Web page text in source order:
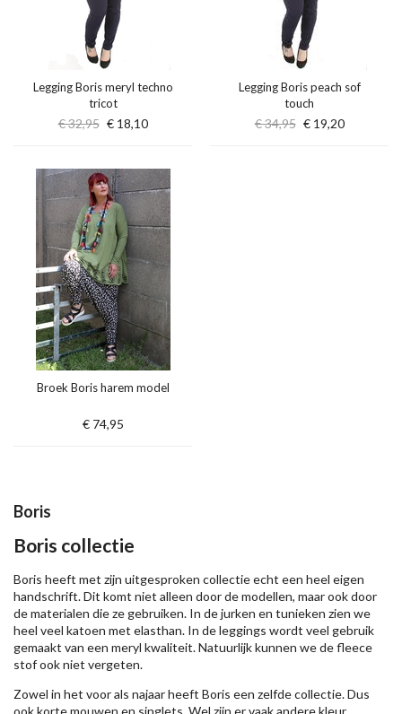
Legging Boris meryl techno
tricot
€ 32,95 € 18,10
Legging Boris peach sof
touch
€ 34,95 € 19,20
Broek Boris harem model
€ 74,95
Boris
Boris collectie
Boris heeft met zijn uitgesproken collectie echt een heel eigen
handschrift. Dit komt niet alleen door de modellen, maar ook door
de materialen die ze gebruiken. In de jurken en tunieken zien we
heel veel katoen met elasthan. In de leggings wordt veel gebruik
gemaakt van een meryl kwaliteit. Natuurlijk kunnen we de fleece
stof ook niet vergeten.
Zowel in het voor als najaar heeft Boris een zelfde collectie. Dus
ook korte mouwen en singlets. Wel zijn er vaak andere kleur